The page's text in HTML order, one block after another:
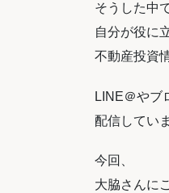
そうした中
自分が役に
不動産投資
LINE＠やブ
配信してい
今回、
大脇さんに